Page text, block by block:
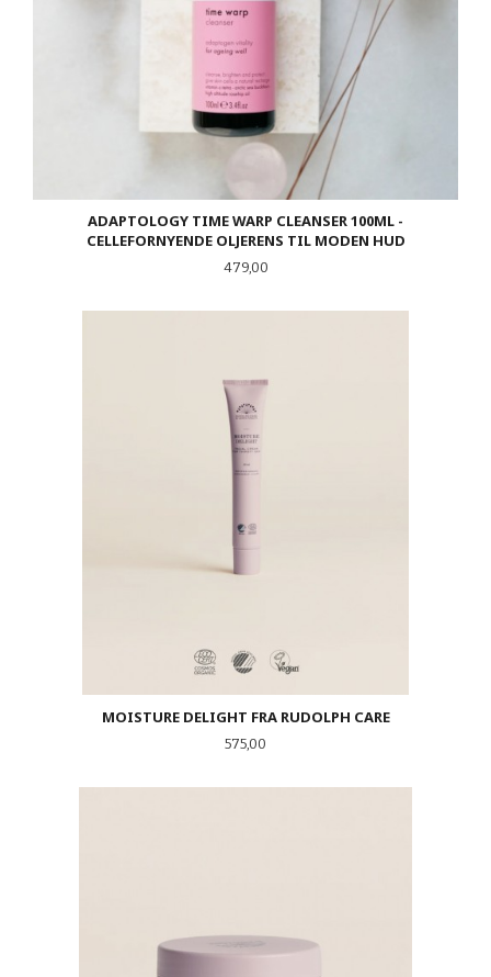
ADAPTOLOGY TIME WARP CLEANSER 100ML -
CELLEFORNYENDE OLJERENS TIL MODEN HUD
Pris
479,00
MOISTURE DELIGHT FRA RUDOLPH CARE
Pris
575,00